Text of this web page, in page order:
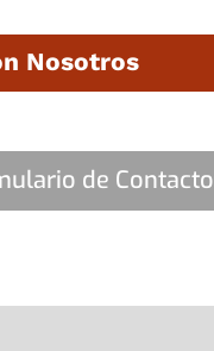
Nosotros
de Contacto